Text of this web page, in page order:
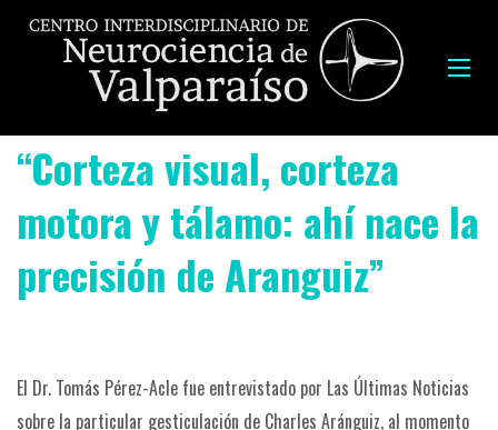
“Corteza visual, corteza
motora y tálamo: ahí nace la
precisión de Aranguiz”
El Dr. Tomás Pérez-Acle fue entrevistado por Las Últimas Noticias
sobre la particular gesticulación de Charles Aránguiz, al momento